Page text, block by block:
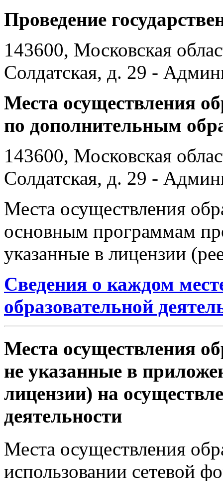
Проведение
143600, Московская
Солдатская, д. 29 -
Места осуществления
по дополнительным
143600, Московская
Солдатская, д. 29 -
Места осуществления
основным программам
указанные в лицензии
Сведения о каждом
образовательной
Места осуществления
не указанные в
лицензии) на
деятельности
Места осуществления
использовании сетевой